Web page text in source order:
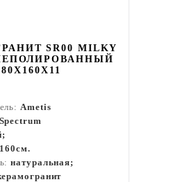
SR00 MILKY
80X160Х11
Ametis
Spectrum
натуральная;